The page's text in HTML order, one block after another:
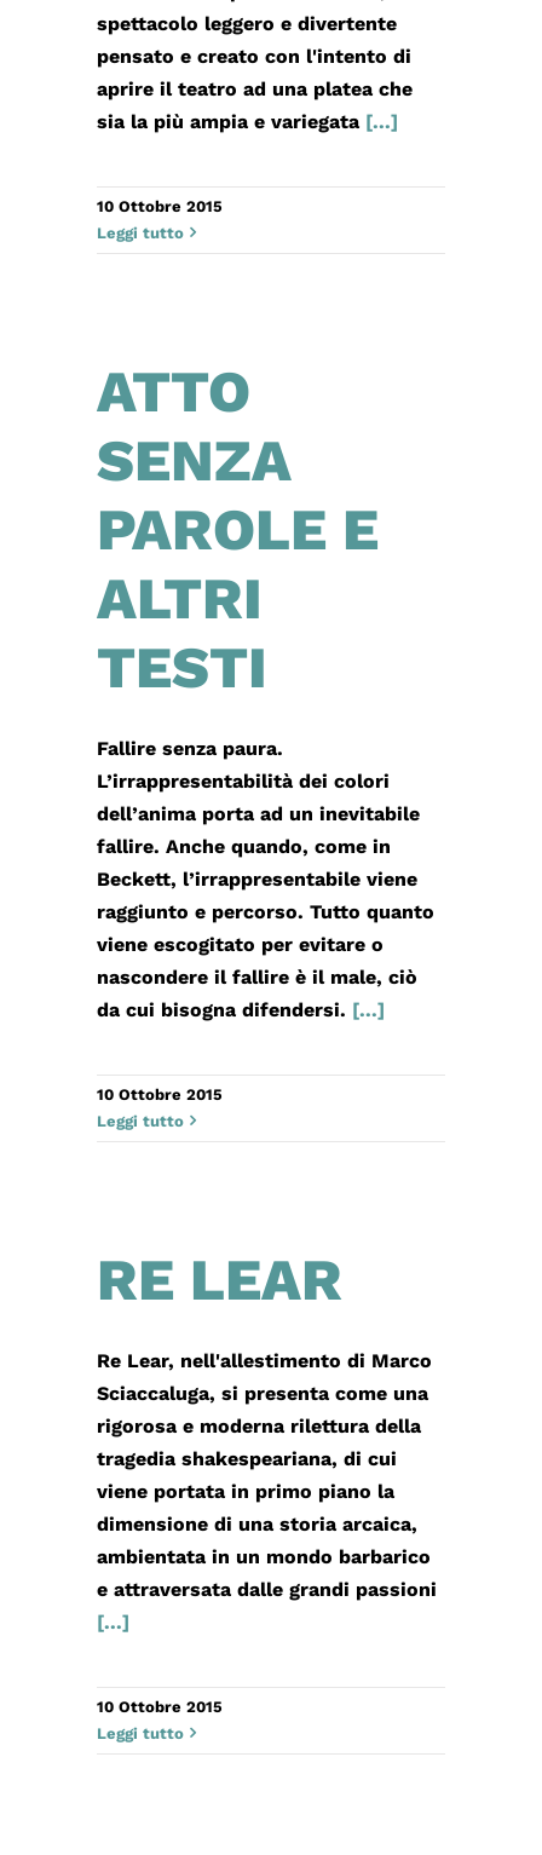
spettacolo leggero e divertente
pensato e creato con l'intento di
aprire il teatro ad una platea che
sia la più ampia e variegata [...]
10 Ottobre 2015
Leggi tutto
ATTO
SENZA
PAROLE E
ALTRI
TESTI
Fallire senza paura.
L’irrappresentabilità dei colori
dell’anima porta ad un inevitabile
fallire. Anche quando, come in
Beckett, l’irrappresentabile viene
raggiunto e percorso. Tutto quanto
viene escogitato per evitare o
nascondere il fallire è il male, ciò
da cui bisogna difendersi. [...]
10 Ottobre 2015
Leggi tutto
RE LEAR
Re Lear, nell'allestimento di Marco
Sciaccaluga, si presenta come una
rigorosa e moderna rilettura della
tragedia shakespeariana, di cui
viene portata in primo piano la
dimensione di una storia arcaica,
ambientata in un mondo barbarico
e attraversata dalle grandi passioni
[...]
10 Ottobre 2015
Leggi tutto